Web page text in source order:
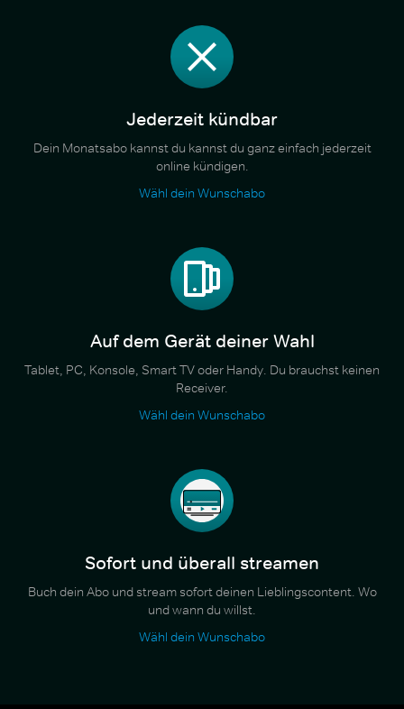
Jederzeit kündbar
Dein Monatsabo kannst du kannst du ganz einfach jederzeit
online kündigen.
Wähl dein Wunschabo
Auf dem Gerät deiner Wahl
Tablet, PC, Konsole, Smart TV oder Handy. Du brauchst keinen
Receiver.
Wähl dein Wunschabo
Sofort und überall streamen
Buch dein Abo und stream sofort deinen Lieblingscontent. Wo
und wann du willst.
Wähl dein Wunschabo